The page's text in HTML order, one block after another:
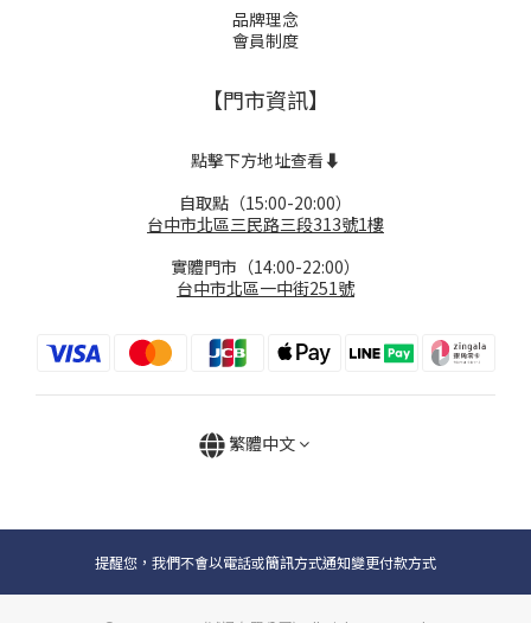
品牌理念
會員制度
【門市資訊】
點擊下方地址查看⬇️
自取點（15:00-20:00）
台中市北區三民路三段313號1樓
實體門市（14:00-22:00）
台中市北區一中街251號
繁體中文
提醒您，我們不會以電話或簡訊方式通知變更付款方式